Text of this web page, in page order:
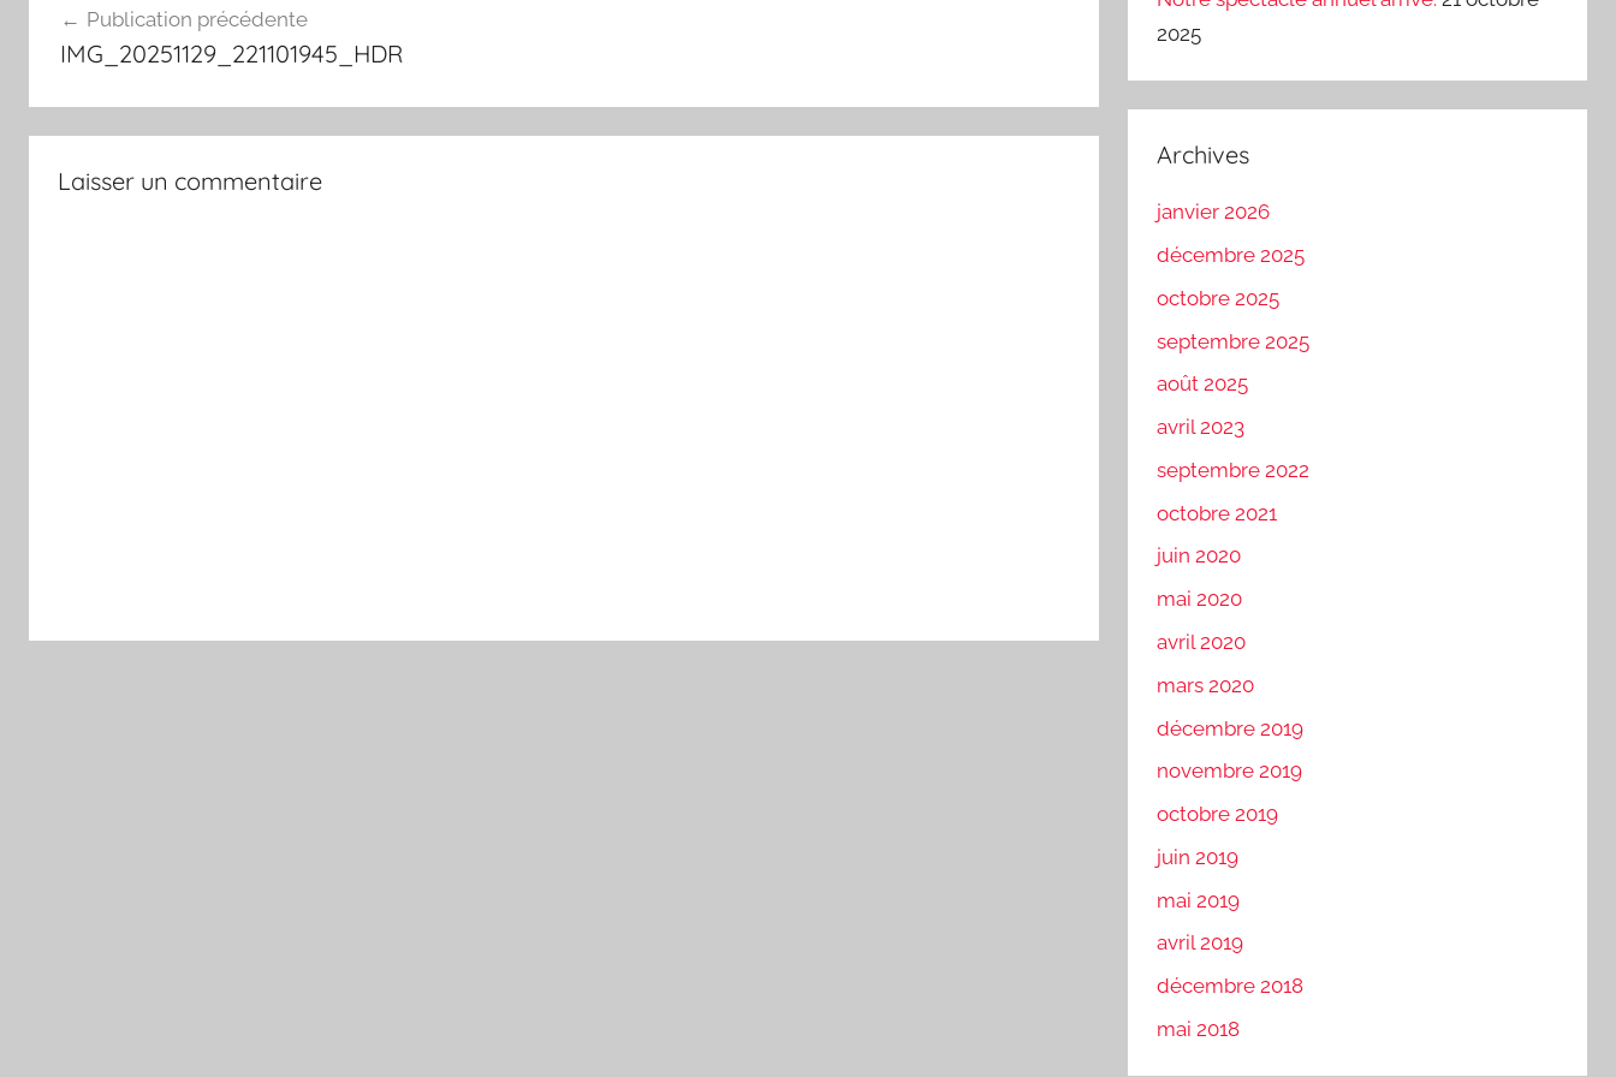
de
l’article
Publication précédente
IMG_20251129_221101945_HDR
Laisser un commentaire
2025
Archives
janvier 2026
décembre 2025
octobre 2025
septembre 2025
août 2025
avril 2023
septembre 2022
octobre 2021
juin 2020
mai 2020
avril 2020
mars 2020
décembre 2019
novembre 2019
octobre 2019
juin 2019
mai 2019
avril 2019
décembre 2018
mai 2018